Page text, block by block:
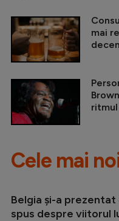
mai
Cele mai
Belgia și-a
spus despre viitorul